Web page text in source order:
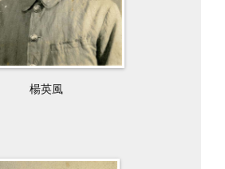
楊英風